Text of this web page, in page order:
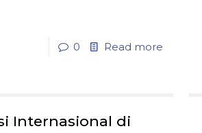
0 Read more
Internasional di